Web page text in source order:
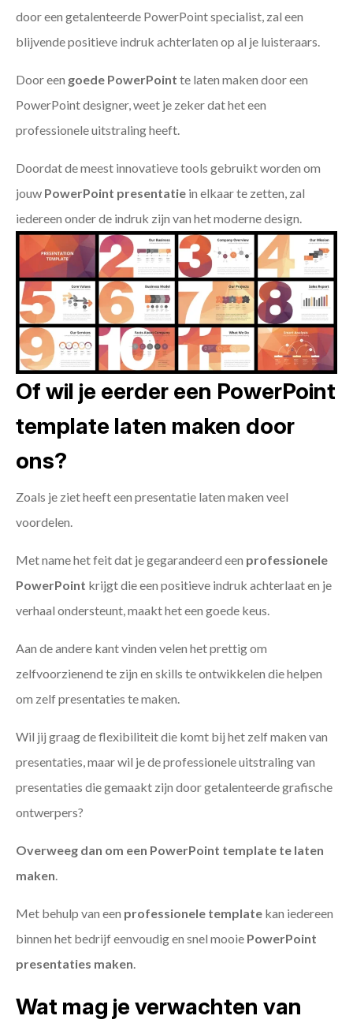
door een getalenteerde PowerPoint specialist, zal een
blijvende positieve indruk achterlaten op al je luisteraars.
Door een goede PowerPoint te laten maken door een
PowerPoint designer, weet je zeker dat het een
professionele uitstraling heeft.
Doordat de meest innovatieve tools gebruikt worden om
jouw PowerPoint presentatie in elkaar te zetten, zal
iedereen onder de indruk zijn van het moderne design.
Of wil je eerder een PowerPoint
template laten maken door
ons?
Zoals je ziet heeft een presentatie laten maken veel
voordelen.
Met name het feit dat je gegarandeerd een professionele
PowerPoint krijgt die een positieve indruk achterlaat en je
verhaal ondersteunt, maakt het een goede keus.
Aan de andere kant vinden velen het prettig om
zelfvoorzienend te zijn en skills te ontwikkelen die helpen
om zelf presentaties te maken.
Wil jij graag de flexibiliteit die komt bij het zelf maken van
presentaties, maar wil je de professionele uitstraling van
presentaties die gemaakt zijn door getalenteerde grafische
ontwerpers?
Overweeg dan om een PowerPoint template te laten
maken.
Met behulp van een professionele template kan iedereen
binnen het bedrijf eenvoudig en snel mooie PowerPoint
presentaties maken.
Wat mag je verwachten van